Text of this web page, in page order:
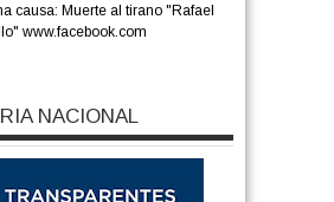
causa: Muerte al tirano "Rafael
www.facebook.com
NACIONAL